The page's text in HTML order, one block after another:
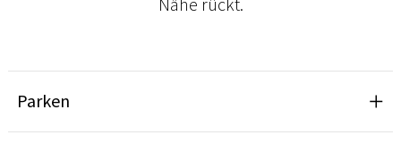
Parken